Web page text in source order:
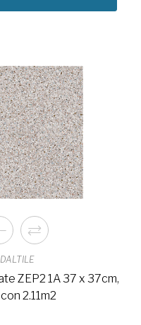
DALTILE
ZEP2 1A 37 x 37cm,
2.11m2